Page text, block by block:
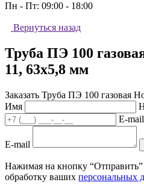
Пн - Пт: 09:00 - 18:00
Вернуться назад
Труба ПЭ 100
11, 63х5,8 мм
Заказать Труба ПЭ 100 газовая
Имя
E-mail
E-mail
Нажимая на кнопку “Отправить”
обработку ваших персональных